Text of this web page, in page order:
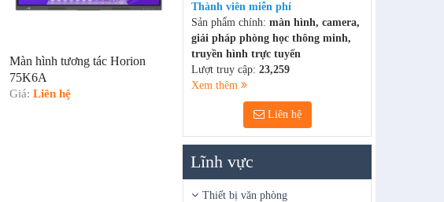
Thành viên miễn phí
Sản phẩm chính: màn hình, camera,
giải pháp phòng học thông minh,
truyền hình trực tuyến
Lượt truy cập: 23,259
Xem thêm
Liên hệ
Lĩnh vực
Thiết bị văn phòng
Màn hình tương tác Horion
75K6A
Giá: Liên hệ